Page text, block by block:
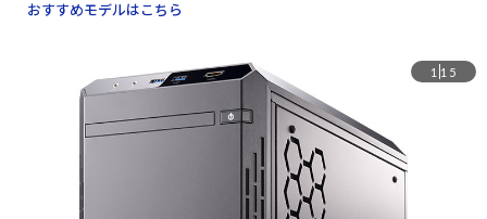
おすすめモデルはこちら
1 15